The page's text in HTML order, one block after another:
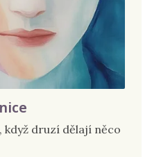
když druzí dělají něco